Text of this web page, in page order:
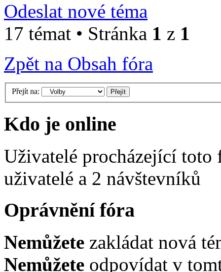
Odeslat nové téma
17 témat • Stránka 1 z 1
Zpět na Obsah fóra
Přejít na:
Kdo je online
Uživatelé procházející
uživatelé a 2 návštevníků
Oprávnění fóra
Nemůžete zakládat nová
Nemůžete odpovídat v